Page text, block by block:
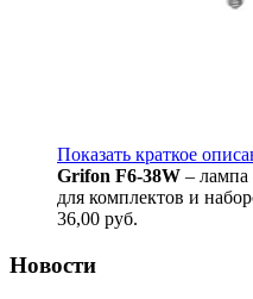
Показать краткое
Grifon F6-38W – лампа
для комплектов и
36,00 руб.
Новости